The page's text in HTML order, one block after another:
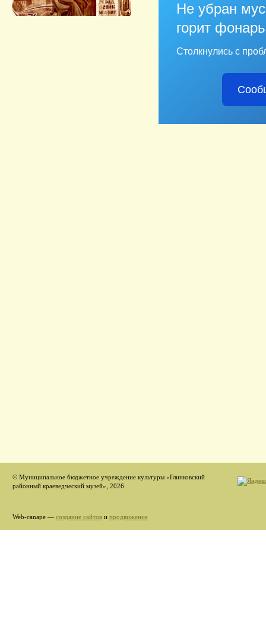
Не убран
горит
Столкнулись с
© Муниципальное бюджетное учреждение культуры «Глинковский
районный краеведческий музей», 2026
Web-canape — создание сайтов и продвижение